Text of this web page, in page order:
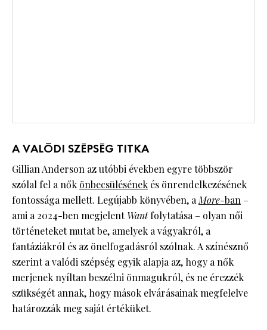
A VALÓDI SZÉPSÉG TITKA
Gillian Anderson az utóbbi években egyre többször
szólal fel a nők önbecsülésének és önrendelkezésének
fontossága mellett. Legújabb könyvében, a More-ban –
ami a 2024-ben megjelentWantfolytatása – olyan női
történeteket mutat be, amelyek a vágyakról, a
fantáziákról és az önelfogadásról szólnak. A színésznő
szerint a valódi szépség egyik alapja az, hogy a nők
merjenek nyíltan beszélni önmagukról, és ne érezzék
szükségét annak, hogy mások elvárásainak megfelelve
határozzák meg saját értéküket.